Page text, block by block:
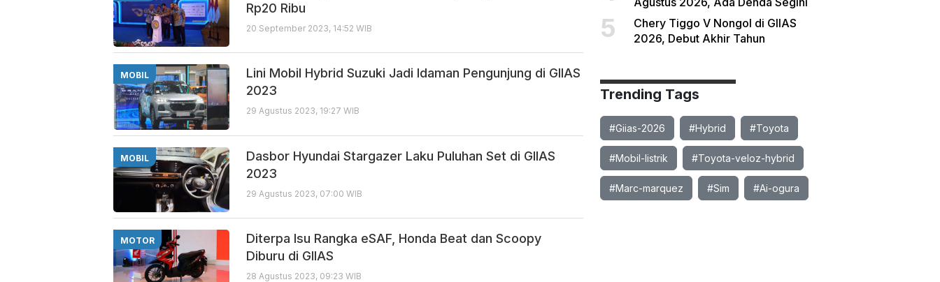
Rp20 Ribu
20 September 2023, 14:52 WIB
MOBIL
Lini Mobil Hybrid Suzuki Jadi Idaman Pengunjung di GIIAS
2023
29 Agustus 2023, 19:27 WIB
MOBIL
Dasbor Hyundai Stargazer Laku Puluhan Set di GIIAS
2023
29 Agustus 2023, 07:00 WIB
MOTOR
Diterpa Isu Rangka eSAF, Honda Beat dan Scoopy
Diburu di GIIAS
28 Agustus 2023, 09:23 WIB
5
Chery Tiggo V Nongol di GIIAS
2026, Debut Akhir Tahun
Trending Tags
#Giias-2026 #Hybrid #Toyota
#Mobil-listrik #Toyota-veloz-hybrid
#Marc-marquez #Sim #Ai-ogura